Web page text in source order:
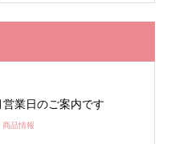
業日のご案内です
商品情報